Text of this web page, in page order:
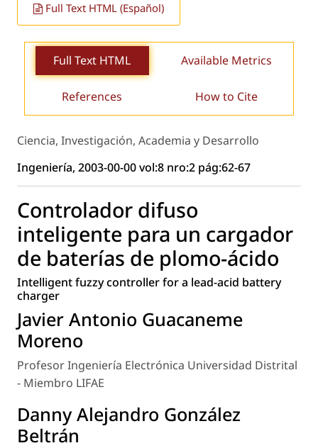
Full Text HTML (Español)
Full Text HTML Available Metrics
References How to Cite
Ciencia, Investigación, Academia y Desarrollo
Ingeniería, 2003-00-00 vol:8 nro:2 pág:62-67
Controlador difuso
inteligente para un cargador
de baterías de plomo-ácido
Intelligent fuzzy controller for a lead-acid battery
charger
Javier Antonio Guacaneme
Moreno
Profesor Ingeniería Electrónica Universidad Distrital
- Miembro LIFAE
Danny Alejandro González
Beltrán